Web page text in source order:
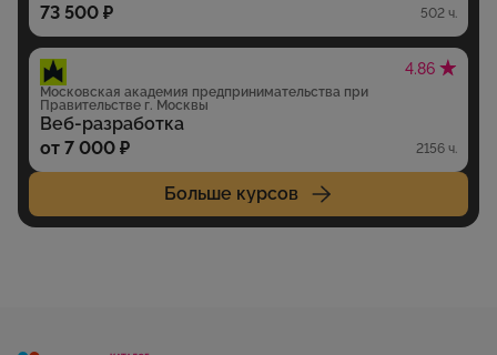
73 500 ₽
502 ч.
4.86
Московская академия предпринимательства при
Правительстве г. Москвы
Веб-разработка
от 7 000 ₽
2156 ч.
Больше курсов